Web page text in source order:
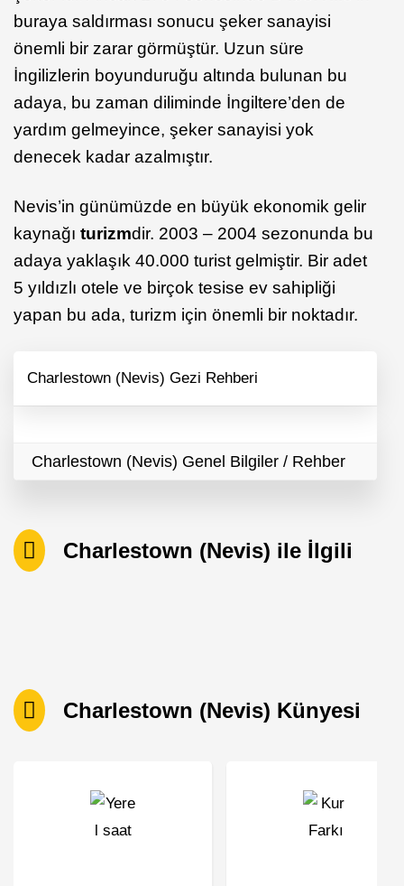
buraya saldırması sonucu şeker sanayisi
önemli bir zarar görmüştür. Uzun süre
İngilizlerin boyunduruğu altında bulunan bu
adaya, bu zaman diliminde İngiltere’den de
yardım gelmeyince, şeker sanayisi yok
denecek kadar azalmıştır.
Nevis’in günümüzde en büyük ekonomik gelir
kaynağı turizmdir. 2003 – 2004 sezonunda bu
adaya yaklaşık 40.000 turist gelmiştir. Bir adet
5 yıldızlı otele ve birçok tesise ev sahipliği
yapan bu ada, turizm için önemli bir noktadır.
Charlestown (Nevis) Gezi Rehberi
Charlestown (Nevis) Genel Bilgiler / Rehber
Charlestown (Nevis) ile İlgili
Charlestown (Nevis) Künyesi